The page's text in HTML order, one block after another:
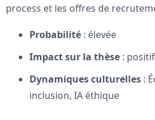
process et les offres de
Probabilité : élevée
Impact sur la thèse : positif
Dynamiques culturelles :
inclusion, IA éthique